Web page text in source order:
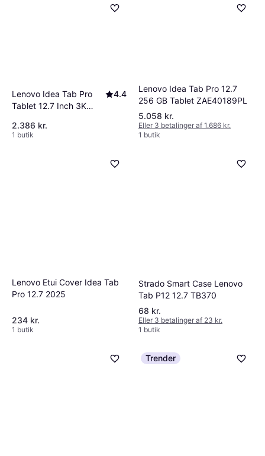
Lenovo Idea Tab Pro
Tablet 12.7 Inch 3K
4.4
2.386 kr.
1 butik
Lenovo Idea Tab Pro 12.7
256 GB Tablet ZAE40189PL
5.058 kr.
Eller 3 betalinger af 1.686 kr.
1 butik
Lenovo Etui Cover Idea Tab
Pro 12.7 2025
234 kr.
1 butik
Strado Smart Case Lenovo
Tab P12 12.7 TB370
68 kr.
Eller 3 betalinger af 23 kr.
1 butik
Trender